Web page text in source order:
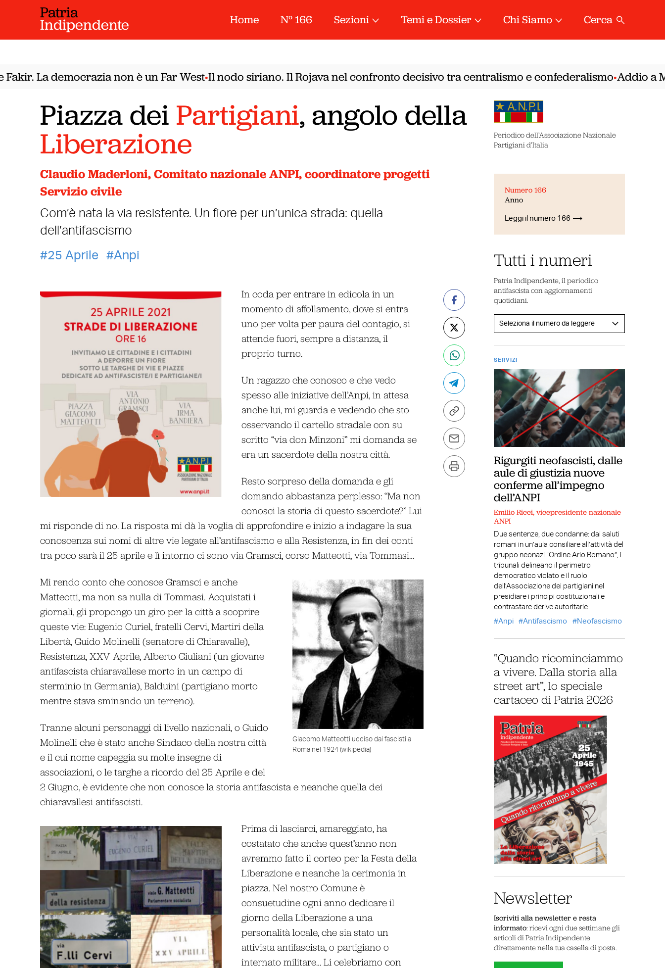
Patria
Indipendente Home N° 166 Sezioni Temi e Dossier Chi Siamo Cerca
La democrazia non è un Far West•Il nodo siriano. Il Rojava nel confronto decisivo tra centralismo e confederalismo•Addio a
Piazza dei Partigiani, angolo della
Liberazione
Claudio Maderloni, Comitato nazionale ANPI, coordinatore progetti
Servizio civile
Com’è nata la via resistente. Un fiore per un’unica strada: quella
dell’antifascismo
25 Aprile
Anpi
In coda per entrare in edicola in un
momento di affollamento, dove si entra
uno per volta per paura del contagio, si
attende fuori, sempre a distanza, il
proprio turno.
Un ragazzo che conosco e che vedo
spesso alle iniziative dell’Anpi, in attesa
anche lui, mi guarda e vedendo che sto
osservando il cartello stradale con su
scritto “via don Minzoni” mi domanda se
era un sacerdote della nostra città.
Resto sorpreso della domanda e gli
domando abbastanza perplesso: “Ma non
conosci la storia di questo sacerdote?” Lui
mi risponde di no. La risposta mi dà la voglia di approfondire e inizio a indagare la sua
conoscenza sui nomi di altre vie legate all’antifascismo e alla Resistenza, in fin dei conti
tra poco sarà il 25 aprile e lì intorno ci sono via Gramsci, corso Matteotti, via Tommasi…
Giacomo Matteotti ucciso dai fascisti a
Roma nel 1924 (wikipedia)
Mi rendo conto che conosce Gramsci e anche
Matteotti, ma non sa nulla di Tommasi. Acquistati i
giornali, gli propongo un giro per la città a scoprire
queste vie: Eugenio Curiel, fratelli Cervi, Martiri della
Libertà, Guido Molinelli (senatore di Chiaravalle),
Resistenza, XXV Aprile, Alberto Giuliani (un giovane
antifascista chiaravallese morto in un campo di
sterminio in Germania), Balduini (partigiano morto
mentre stava sminando un terreno).
Tranne alcuni personaggi di livello nazionali, o Guido
Molinelli che è stato anche Sindaco della nostra città
e il cui nome capeggia su molte insegne di
associazioni, o le targhe a ricordo del 25 Aprile e del
2 Giugno, è evidente che non conosce la storia antifascista e neanche quella dei
chiaravallesi antifascisti.
Prima di lasciarci, amareggiato, ha
costatato che anche quest’anno non
avremmo fatto il corteo per la Festa della
Liberazione e neanche la cerimonia in
piazza. Nel nostro Comune è
consuetudine ogni anno dedicare il
giorno della Liberazione a una
personalità locale, che sia stato un
attivista antifascista, o partigiano o
internato militare… Li celebriamo con
Periodico dell’Associazione Nazionale
Partigiani d’Italia
Numero 166
Anno
Leggi il numero 166
Tutti i numeri
Patria Indipendente, il periodico
antifascista con aggiornamenti
quotidiani.
SERVIZI
Rigurgiti neofascisti, dalle
aule di giustizia nuove
conferme all’impegno
dell’ANPI
Emilio Ricci, vicepresidente nazionale
ANPI
Due sentenze, due condanne: dai saluti
romani in un’aula consiliare all’attività del
gruppo neonazi “Ordine Ario Romano”, i
tribunali delineano il perimetro
democratico violato e il ruolo
dell’Associazione dei partigiani nel
presidiare i principi costituzionali e
contrastare derive autoritarie
Anpi
Antifascismo Neofascismo
“Quando ricominciammo
a vivere. Dalla storia alla
street art”, lo speciale
cartaceo di Patria 2026
Newsletter
Iscriviti alla newsletter e resta
informato: ricevi ogni due settimane gli
articoli di Patria Indipendente
direttamente nella tua casella di posta.